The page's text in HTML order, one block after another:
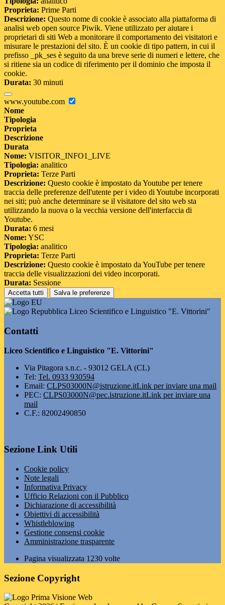
Proprieta: Prime Parti
Descrizione: Questo nome di cookie è associato alla piattaforma di
analisi web open source Piwik. Viene utilizzato per aiutare i
proprietari di siti Web a monitorare il comportamento dei visitatori e
misurare le prestazioni del sito. È un cookie di tipo pattern, in cui il
prefisso _pk_ses è seguito da una breve serie di numeri e lettere, che
si ritiene sia un codice di riferimento per il dominio che imposta il
cookie.
Durata: 30 minuti
www.youtube.com
Nome
Tipologia
Proprieta
Descrizione
Durata
Nome: VISITOR_INFO1_LIVE
Tipologia: analitico
Proprieta: Terze Parti
Descrizione: Questo cookie è impostato da Youtube per tenere
traccia delle preferenze dell'utente per i video di Youtube incorporati
nei siti; può anche determinare se il visitatore del sito web sta
utilizzando la nuova o la vecchia versione dell'interfaccia di
Youtube.
Durata: 6 mesi
Nome: YSC
Tipologia: analitico
Proprieta: Terze Parti
Descrizione: Questo cookie è impostato da YouTube per tenere
traccia delle visualizzazioni dei video incorporati.
Durata: Sessione
Accetta tutti Salva le preferenze
Liceo Scientifico e Linguistico "E. Vittorini"
Contatti
Liceo Scientifico e Linguistico "E. Vittorini"
Via Pitagora s.n.c. - 93012 GELA (CL)
Tel: Tel. 0933 930594
Email: CLPS03000N@istruzione.itLink per inviare una mail
PEC: CLPS03000N@pec.istruzione.itLink per inviare una
mail
C.F.: 82002490850
Sezione Link Utili
Cookie policy
Note legali
Informativa Privacy
Ufficio Relazioni con il Pubblico
Dichiarazione di accessibilità
Obiettivi di accessibilità
Whistleblowing
Gestione consensi cookie
Amministrazione trasparente
Pagina visualizzata 1230 volte
Sezione Copyright